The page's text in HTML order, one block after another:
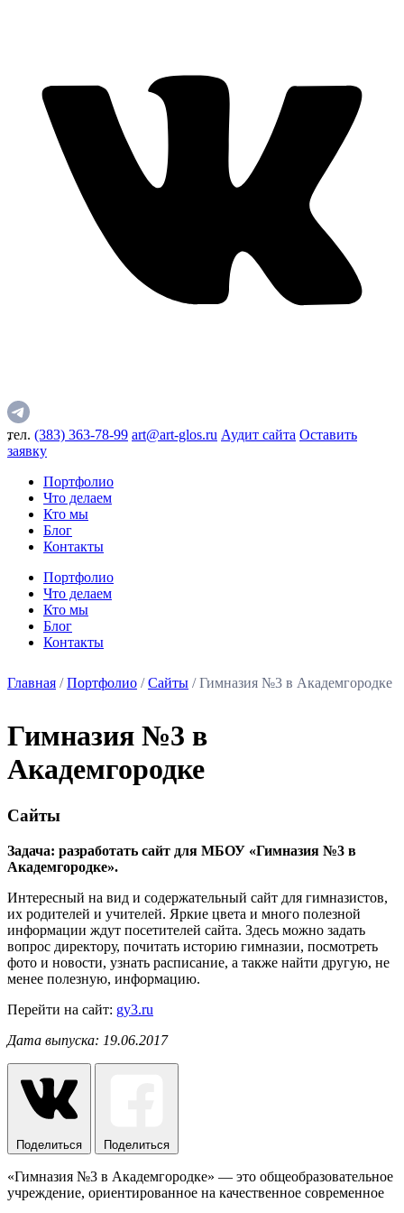
,тел. (383) 363-78-99 art@art-glos.ru Аудит сайта Оставить
заявку
Портфолио
Что делаем
Кто мы
Блог
Контакты
Портфолио
Что делаем
Кто мы
Блог
Контакты
Главная /Портфолио /Сайты / Гимназия №3 в Академгородке
Гимназия №3 в
Академгородке
Сайты
Задача: разработать сайт для МБОУ «Гимназия №3 в
Академгородке».
Интересный на вид и содержательный сайт для гимназистов,
их родителей и учителей. Яркие цвета и много полезной
информации ждут посетителей сайта. Здесь можно задать
вопрос директору, почитать историю гимназии, посмотреть
фото и новости, узнать расписание, а также найти другую, не
менее полезную, информацию.
Перейти на сайт: gy3.ru
Дата выпуска: 19.06.2017
Поделиться Поделиться
«Гимназия №3 в Академгородке» — это общеобразовательное
учреждение, ориентированное на качественное современное